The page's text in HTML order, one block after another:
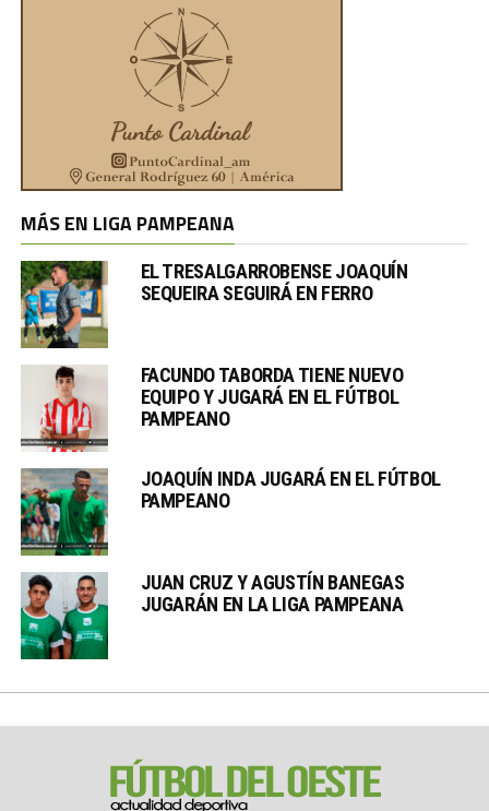
MÁS EN LIGA PAMPEANA
EL TRESALGARROBENSE JOAQUÍN
SEQUEIRA SEGUIRÁ EN FERRO
FACUNDO TABORDA TIENE NUEVO
EQUIPO Y JUGARÁ EN EL FÚTBOL
PAMPEANO
JOAQUÍN INDA JUGARÁ EN EL FÚTBOL
PAMPEANO
JUAN CRUZ Y AGUSTÍN BANEGAS
JUGARÁN EN LA LIGA PAMPEANA